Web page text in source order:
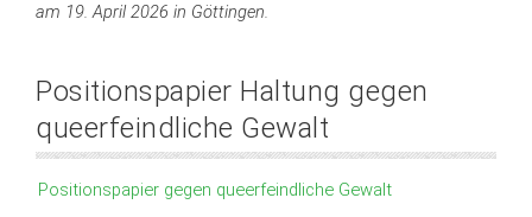
am 19. April 2026 in Göttingen.
Positionspapier Haltung gegen
queerfeindliche Gewalt
Positionspapier gegen queerfeindliche Gewalt